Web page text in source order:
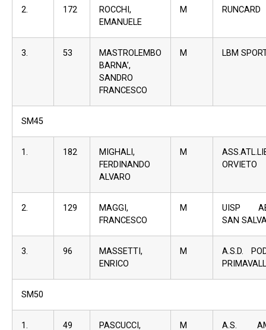
2. 172
ROCCHI,
EMANUELE
M RUNCARD
3. 53
MASTROLEMBO
BARNA’,
SANDRO
FRANCESCO
M LBM
SM45
1. 182
MIGHALI,
FERDINANDO
ALVARO
M
ORVIETO
2. 129
MAGGI,
FRANCESCO
M
UISP
SAN
3. 96
MASSETTI,
ENRICO
M
A.S.D.
SM50
1. 49
PASCUCCI,
M
A.S.